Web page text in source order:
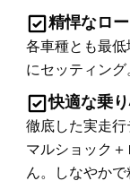
精悍なロ
各車種とも最低
にセッティン
快適な乗
徹底した実走行
マルショック
ん。しなやか